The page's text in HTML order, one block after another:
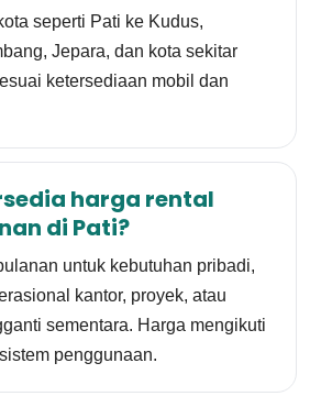
seperti Pati ke Kudus,
Jepara, dan kota sekitar
ketersediaan mobil dan
harga rental
di Pati?
untuk kebutuhan pribadi,
kantor, proyek, atau
sementara. Harga mengikuti
penggunaan.